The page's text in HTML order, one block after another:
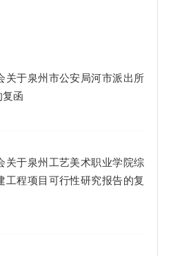
关于泉州市公安局河市派出所
复函
关于泉州工艺美术职业学院综
工程项目可行性研究报告的复